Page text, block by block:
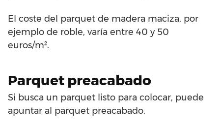
El coste del parquet de madera maciza, por
ejemplo de roble, varía entre 40 y 50
euros/m².
Parquet preacabado
Si busca un parquet listo para colocar, puede
apuntar al parquet preacabado.